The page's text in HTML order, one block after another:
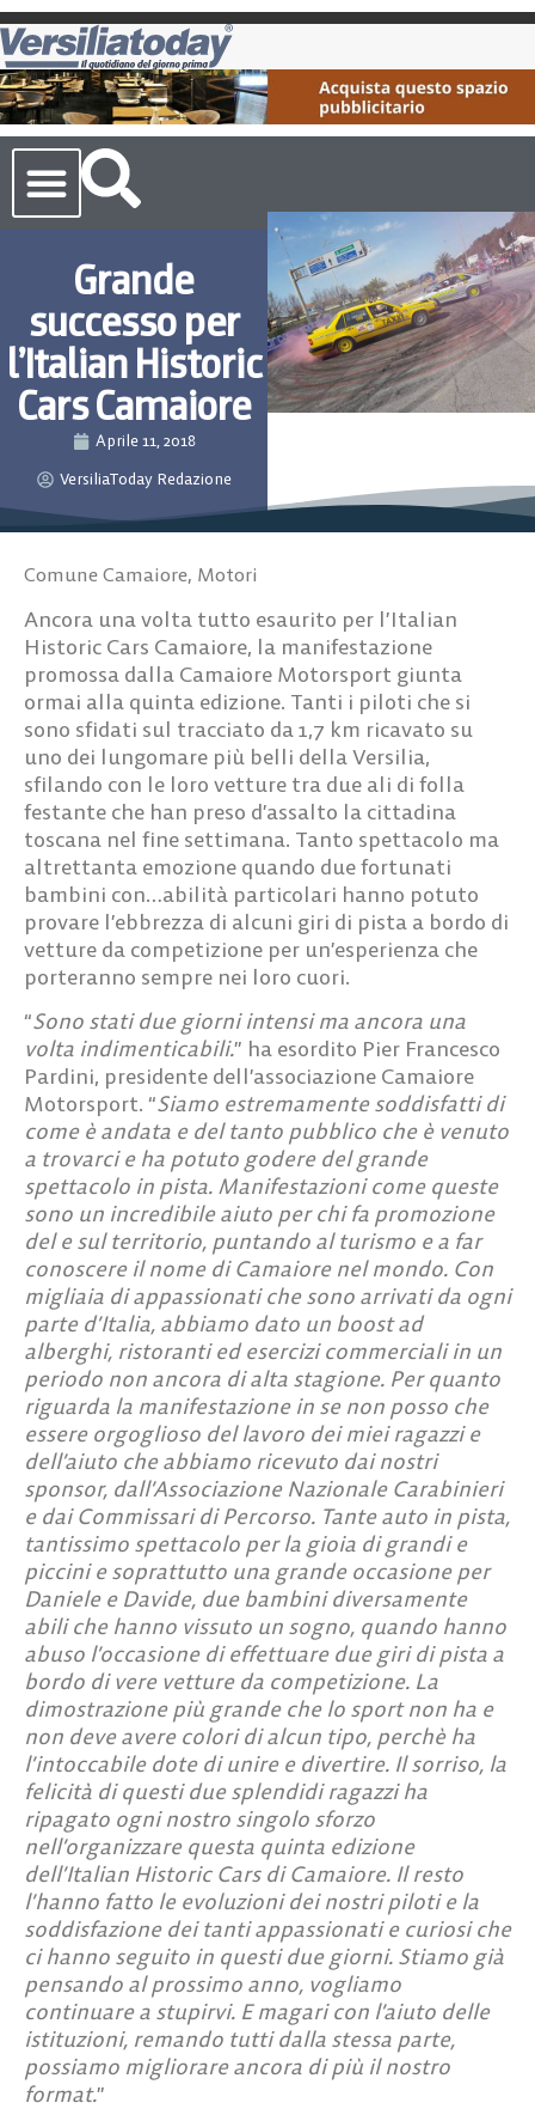
Grande
successo per
l’Italian Historic
Cars Camaiore
Aprile 11, 2018
VersiliaToday Redazione
Comune Camaiore, Motori
Ancora una volta tutto esaurito per l’Italian
Historic Cars Camaiore, la manifestazione
promossa dalla Camaiore Motorsport giunta
ormai alla quinta edizione. Tanti i piloti che si
sono sfidati sul tracciato da 1,7 km ricavato su
uno dei lungomare più belli della Versilia,
sfilando con le loro vetture tra due ali di folla
festante che han preso d’assalto la cittadina
toscana nel fine settimana. Tanto spettacolo ma
altrettanta emozione quando due fortunati
bambini con…abilità particolari hanno potuto
provare l’ebbrezza di alcuni giri di pista a bordo di
vetture da competizione per un’esperienza che
porteranno sempre nei loro cuori.
“Sono stati due giorni intensi ma ancora una
volta indimenticabili.” ha esordito Pier Francesco
Pardini, presidente dell’associazione Camaiore
Motorsport. “Siamo estremamente soddisfatti di
come è andata e del tanto pubblico che è venuto
a trovarci e ha potuto godere del grande
spettacolo in pista. Manifestazioni come queste
sono un incredibile aiuto per chi fa promozione
del e sul territorio, puntando al turismo e a far
conoscere il nome di Camaiore nel mondo. Con
migliaia di appassionati che sono arrivati da ogni
parte d’Italia, abbiamo dato un boost ad
alberghi, ristoranti ed esercizi commerciali in un
periodo non ancora di alta stagione. Per quanto
riguarda la manifestazione in se non posso che
essere orgoglioso del lavoro dei miei ragazzi e
dell’aiuto che abbiamo ricevuto dai nostri
sponsor, dall’Associazione Nazionale Carabinieri
e dai Commissari di Percorso. Tante auto in pista,
tantissimo spettacolo per la gioia di grandi e
piccini e soprattutto una grande occasione per
Daniele e Davide, due bambini diversamente
abili che hanno vissuto un sogno, quando hanno
abuso l’occasione di effettuare due giri di pista a
bordo di vere vetture da competizione. La
dimostrazione più grande che lo sport non ha e
non deve avere colori di alcun tipo, perchè ha
l’intoccabile dote di unire e divertire. Il sorriso, la
felicità di questi due splendidi ragazzi ha
ripagato ogni nostro singolo sforzo
nell’organizzare questa quinta edizione
dell’Italian Historic Cars di Camaiore. Il resto
l’hanno fatto le evoluzioni dei nostri piloti e la
soddisfazione dei tanti appassionati e curiosi che
ci hanno seguito in questi due giorni. Stiamo già
pensando al prossimo anno, vogliamo
continuare a stupirvi. E magari con l’aiuto delle
istituzioni, remando tutti dalla stessa parte,
possiamo migliorare ancora di più il nostro
format.”